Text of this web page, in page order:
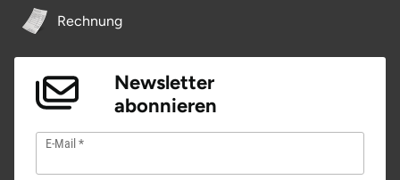
Rechnung
Newsletter
abonnieren
E-Mail
Straubing
Stuttgart
Sulz am Neckar
Tannheimer Tal